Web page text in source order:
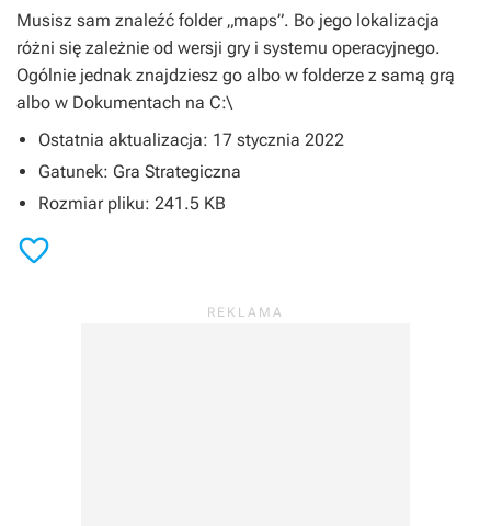
Musisz sam znaleźć folder „maps”. Bo jego lokalizacja
różni się zależnie od wersji gry i systemu operacyjnego.
Ogólnie jednak znajdziesz go albo w folderze z samą grą
albo w Dokumentach na C:\
Ostatnia aktualizacja: 17 stycznia 2022
Gatunek: Gra Strategiczna
Rozmiar pliku: 241.5 KB
